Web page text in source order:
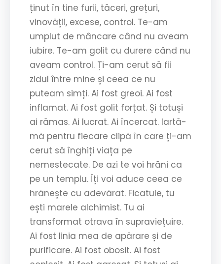
ținut în tine furii, tăceri, grețuri,
vinovății, excese, control. Te-am
umplut de mâncare când nu aveam
iubire. Te-am golit cu durere când nu
aveam control. Ți-am cerut să fii
zidul între mine și ceea ce nu
puteam simți. Ai fost greoi. Ai fost
inflamat. Ai fost golit forțat. Și totuși
ai rămas. Ai lucrat. Ai încercat. Iartă-
mă pentru fiecare clipă în care ți-am
cerut să înghiți viața pe
nemestecate. De azi te voi hrăni ca
pe un templu. Îți voi aduce ceea ce
hrănește cu adevărat. Ficatule, tu
ești marele alchimist. Tu ai
transformat otrava în supraviețuire.
Ai fost linia mea de apărare și de
purificare. Ai fost obosit. Ai fost